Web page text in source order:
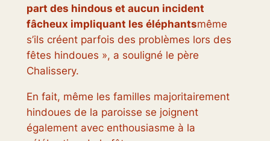
part des hindous et aucun incident
fâcheux impliquant les éléphantsmême
s’ils créent parfois des problèmes lors des
fêtes hindoues », a souligné le père
Chalissery.
En fait, même les familles majoritairement
hindoues de la paroisse se joignent
également avec enthousiasme à la